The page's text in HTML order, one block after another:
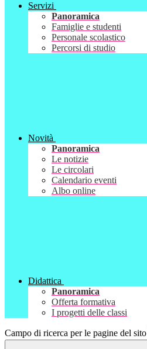
Servizi
Panoramica
Famiglie e studenti
Personale scolastico
Percorsi di studio
Novità
Panoramica
Le notizie
Le circolari
Calendario eventi
Albo online
Didattica
Panoramica
Offerta formativa
I progetti delle classi
Campo di ricerca per le pagine del sito